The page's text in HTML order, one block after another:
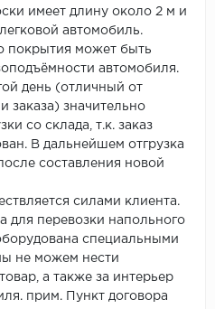
имеет длину около 2 м и
автомобиль.
покрытия может быть
автомобиля.
день (отличный от
заказа) значительно
со склада, т.к. заказ
В дальнейшем отгрузка
составления новой
силами клиента.
для перевозки напольного
специальными
не можем нести
а также за интерьер
прим. Пункт договора